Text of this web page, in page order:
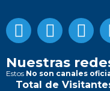
Nuestras
Estos No son canales
Total de